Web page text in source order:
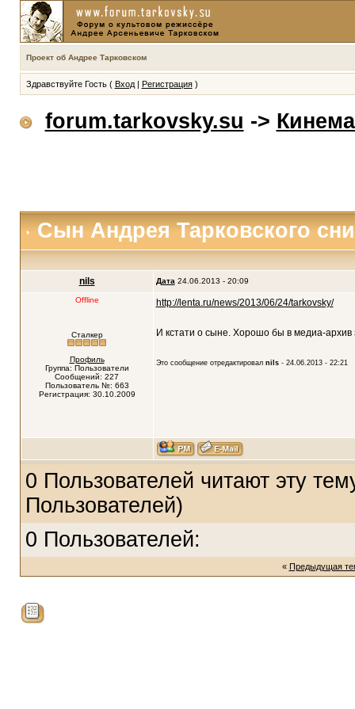
Проект об Андрее Тарковском
Здравствуйте Гость ( Вход| Регистрация)
forum.tarkovsky.su ->
Сын Андрея Тарковского
nils Дата 24.06.2013 - 20:09
Offline
Сталкер
Профиль
Группа: Пользователи
Сообщений: 227
Пользователь №: 663
Регистрация: 30.10.2009
http://lenta.ru/news/2013/06/24/tarkovsky/
И кстати о сыне. Хорошо бы в медиа-архив
Это сообщение отредактировал nils- 24.06.2013 - 22:21
0 Пользователей читают эту
Пользователей)
0 Пользователей:
« Предыдущая